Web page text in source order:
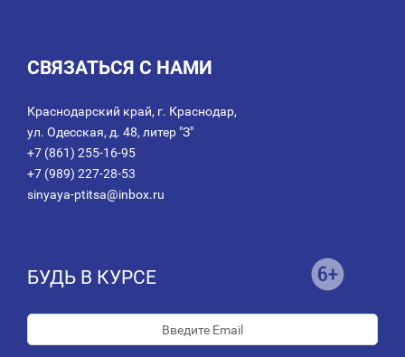
СВЯЗАТЬСЯ С НАМИ
Краснодарский край, г. Краснодар,
ул. Одесская, д. 48, литер "З"
+7 (861) 255-16-95
+7 (989) 227-28-53
sinyaya-ptitsa@inbox.ru
БУДЬ В КУРСЕ